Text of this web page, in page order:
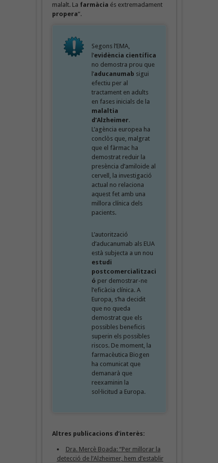
malalt. La farmàcia és extremadament
propera“.
Segons l’EMA,
l’evidència científica
no demostra prou que
l’aducanumab sigui
efectiu per al
tractament en adults
en fases inicials de la
malaltia
d’Alzheimer.
L’agència europea ha
conclòs que, malgrat
que el fàrmac ha
demostrat reduir la
presència d’amiloide al
cervell, la investigació
actual no relaciona
aquest fet amb una
millora clínica dels
pacients.
L’autorització
d’aducanumab als EUA
està subjecta a un nou
estudi
postcomercialitzaci
ó per demostrar-ne
l’eficàcia clínica. A
Europa, s’ha decidit
que no queda
demostrat que els
possibles beneficis
superin els possibles
riscos. De moment, la
farmacèutica Biogen
ha comunicat que
demanarà que
reexaminin la
sol·licitud a Europa.
Altres publicacions d’interès:
Dra. Mercè Boada: “Per millorar la
detecció de l’Alzheimer, hem d’establir